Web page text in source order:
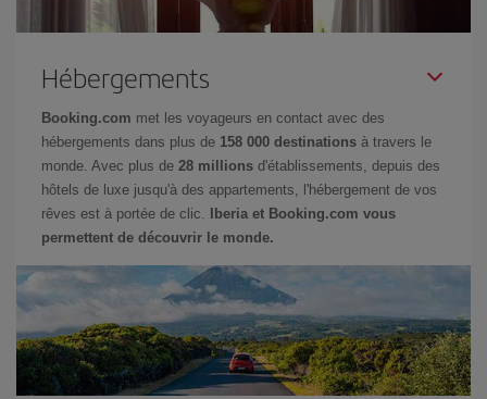
Hébergements
Booking.com met les voyageurs en contact avec des
hébergements dans plus de 158 000 destinations à travers le
monde. Avec plus de 28 millions d'établissements, depuis des
hôtels de luxe jusqu'à des appartements, l'hébergement de vos
rêves est à portée de clic.
Iberia et Booking.com vous
permettent de découvrir le monde.